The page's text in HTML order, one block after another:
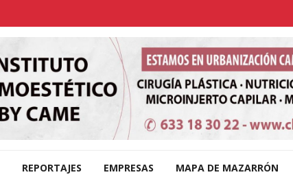
REPORTAJES EMPRESAS MAPA DE MAZARRÓN